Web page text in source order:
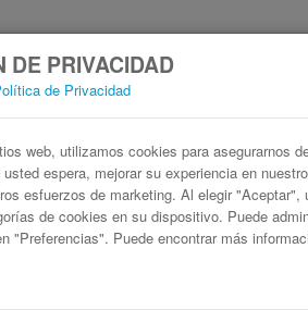
DE PRIVACIDAD
de Privacidad
web, utilizamos cookies para asegurarnos
espera, mejorar su experiencia en
esfuerzos de marketing. Al elegir "Aceptar",
de cookies en su dispositivo. Puede
"Preferencias". Puede encontrar más